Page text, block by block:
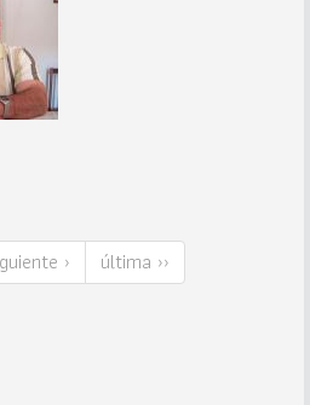
› última ››